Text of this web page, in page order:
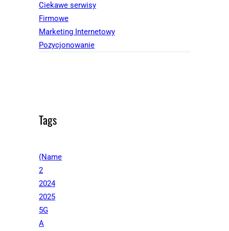
Ciekawe serwisy
Firmowe
Marketing Internetowy
Pozycjonowanie
Tags
(Name
2
2024
2025
5G
A